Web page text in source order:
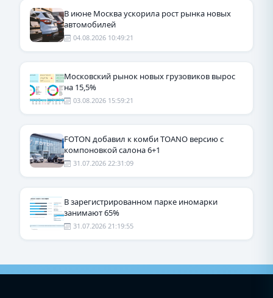
В июне Москва ускорила рост рынка новых
автомобилей
04.08.2026 10:49:21
Московский рынок новых грузовиков вырос
на 15,5%
03.08.2026 15:59:21
FOTON добавил к комби TOANO версию с
компоновкой салона 6+1
31.07.2026 22:31:09
В зарегистрированном парке иномарки
занимают 65%
31.07.2026 21:19:55